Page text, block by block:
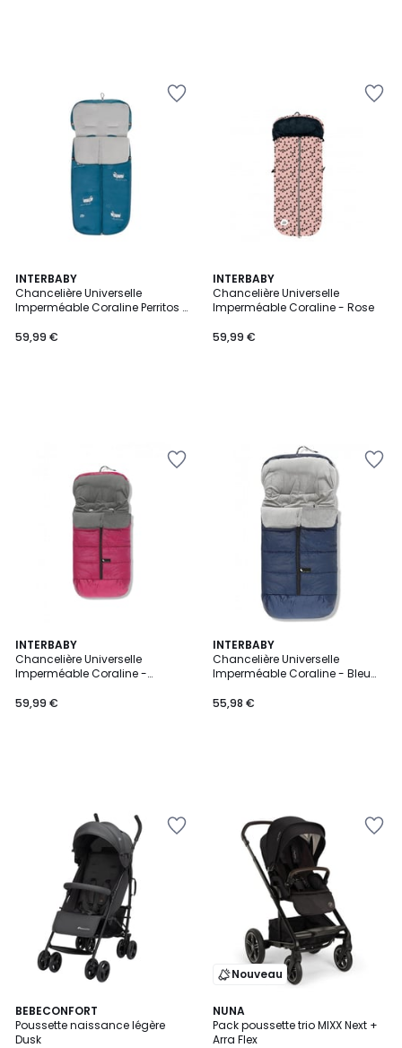
INTERBABY
Chancelière Universelle
Imperméable Coraline Perritos -
59,99 €
INTERBABY
Chancelière Universelle
Imperméable Coraline - Rose
59,99 €
INTERBABY
Chancelière Universelle
Imperméable Coraline -
59,99 €
INTERBABY
Chancelière Universelle
Imperméable Coraline - Bleu
55,98 €
BEBECONFORT
Poussette naissance légère
Dusk
4,9
/ 5
Nouveau
NUNA
Pack poussette trio MIXX Next +
Arra Flex